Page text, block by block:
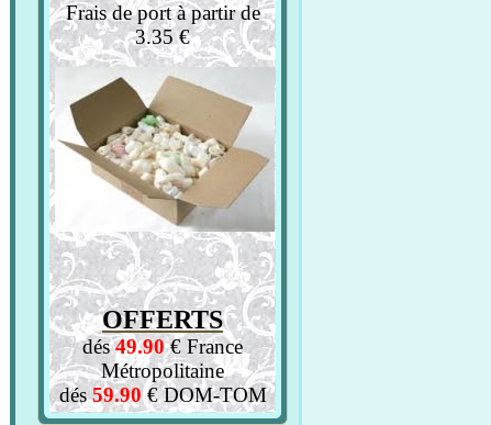
Frais de port à partir de
3.35 €
OFFERTS
dés49.90€ France
Métropolitaine
dés59.90€ DOM-TOM